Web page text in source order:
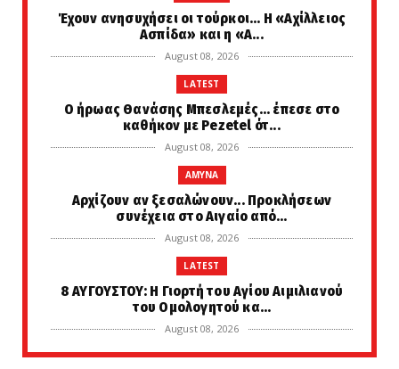
Έχουν ανησυχήσει οι τούρκοι... Η «Αχίλλειος
Ασπίδα» και η «Α...
August 08, 2026
LATEST
Ο ήρωας Θανάσης Μπεσλεμές... έπεσε στο
καθήκον με Pezetel ότ...
August 08, 2026
AMYNA
Αρχίζουν αν ξεσαλώνουν... Προκλήσεων
συνέχεια στο Αιγαίο από...
August 08, 2026
LATEST
8 ΑΥΓΟΥΣΤΟΥ: Η Γιορτή του Αγίου Αιμιλιανού
του Ομολογητού κα...
August 08, 2026
KOINONIA